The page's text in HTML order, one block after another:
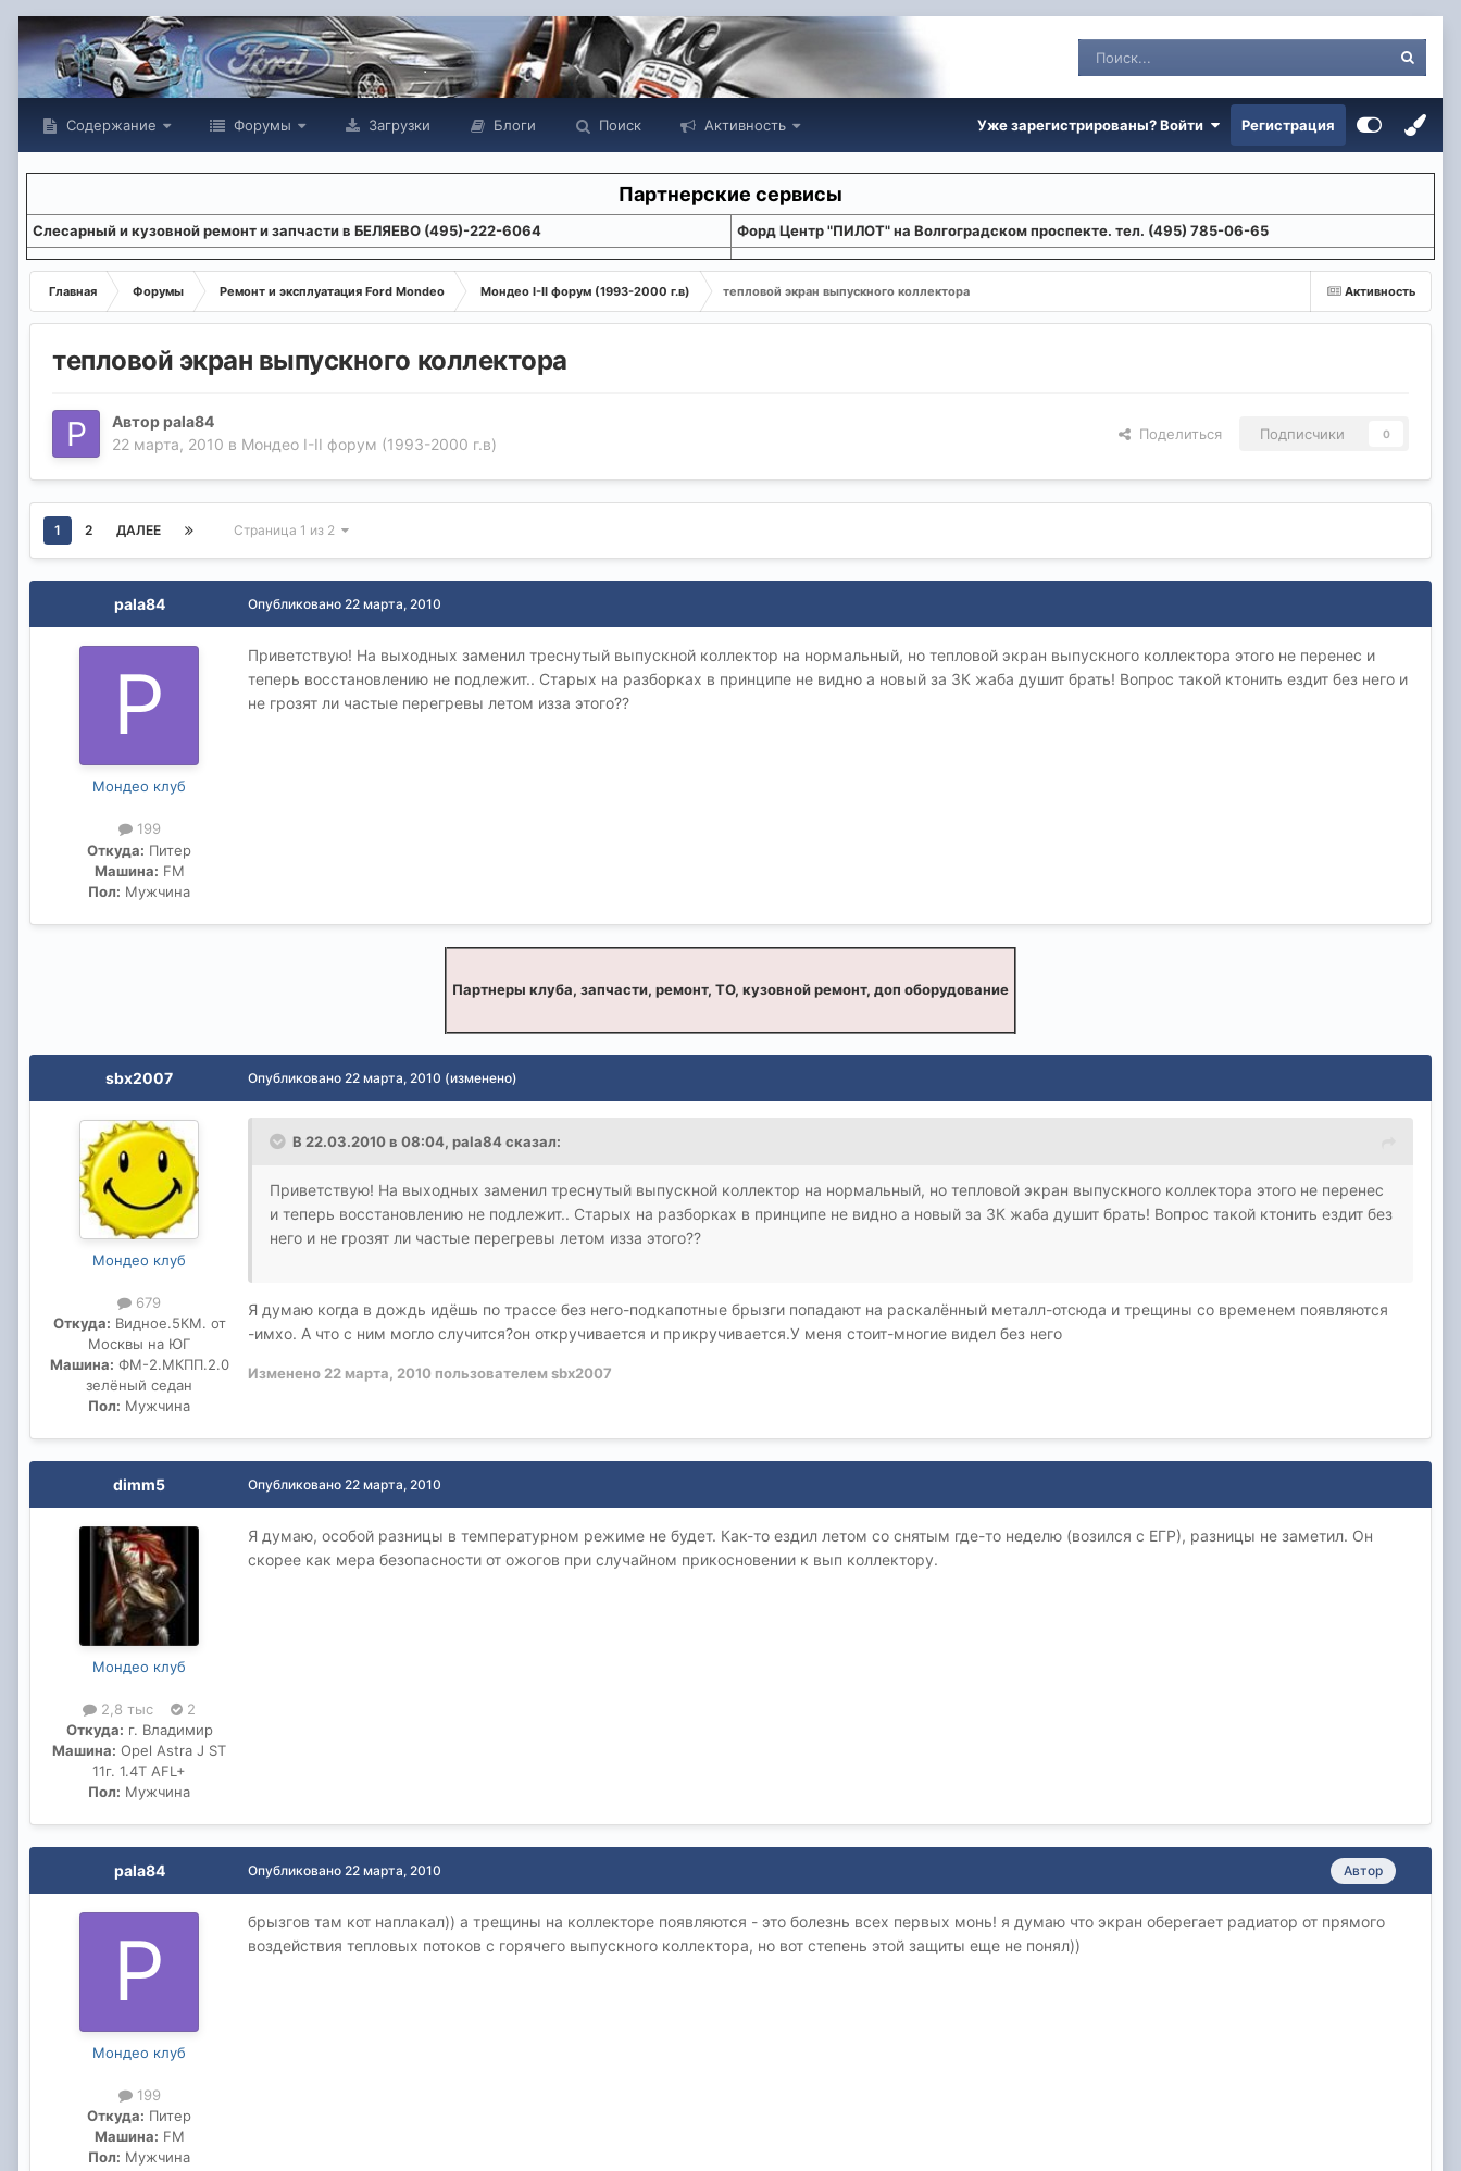
Содержание Форумы Загрузки Блоги Поиск Активность Уже зарегистрированы? Войти Регистрация
Партнерские сервисы
Слесарный и кузовной ремонт и запчасти в БЕЛЯЕВО (495)-222-6064 Форд Центр "ПИЛОТ" на Волгоградском проспекте. тел. (495) 785-06-65
Активность
Главная Форумы Ремонт и эксплуатация Ford Mondeo Мондео I-II форум (1993-2000 г.в) тепловой экран выпускного коллектора
тепловой экран выпускного коллектора
Авторpala84
22 марта, 2010 в Мондео I-II форум (1993-2000 г.в)
Поделиться Подписчики 0
1 2 ДАЛЕЕ Страница 1 из 2
pala84
Мондео клуб
199
Откуда: Питер
Машина: FM
Пол: Мужчина
Опубликовано 22 марта, 2010
Приветствую! На выходных заменил треснутый выпускной коллектор на нормальный, но тепловой экран выпускного коллектора этого не перенес и
теперь восстановлению не подлежит.. Старых на разборках в принципе не видно а новый за 3К жаба душит брать! Вопрос такой ктонить ездит без него и
не грозят ли частые перегревы летом изза этого??
Партнеры клуба, запчасти, ремонт, ТО, кузовной ремонт, доп оборудование
sbx2007
Мондео клуб
679
Откуда: Видное.5КМ. от
Москвы на ЮГ
Машина: ФМ-2.МКПП.2.0
зелёный седан
Пол: Мужчина
Опубликовано 22 марта, 2010 (изменено)
В 22.03.2010 в 08:04, pala84 сказал:
Приветствую! На выходных заменил треснутый выпускной коллектор на нормальный, но тепловой экран выпускного коллектора этого не перенес
и теперь восстановлению не подлежит.. Старых на разборках в принципе не видно а новый за 3К жаба душит брать! Вопрос такой ктонить ездит без
него и не грозят ли частые перегревы летом изза этого??
Я думаю когда в дождь идёшь по трассе без него-подкапотные брызги попадают на раскалённый металл-отсюда и трещины со временем появляются
-имхо. А что с ним могло случится?он откручивается и прикручивается.У меня стоит-многие видел без него
Изменено 22 марта, 2010 пользователем sbx2007
dimm5
Мондео клуб
2,8 тыс
2
Откуда: г. Владимир
Машина: Opel Astra J ST
11г. 1.4T AFL+
Пол: Мужчина
Опубликовано 22 марта, 2010
Я думаю, особой разницы в температурном режиме не будет. Как-то ездил летом со снятым где-то неделю (возился с ЕГР), разницы не заметил. Он
скорее как мера безопасности от ожогов при случайном прикосновении к вып коллектору.
pala84
Мондео клуб
199
Откуда: Питер
Машина: FM
Пол: Мужчина
Автор
Опубликовано 22 марта, 2010
брызгов там кот наплакал)) а трещины на коллекторе появляются - это болезнь всех первых монь! я думаю что экран оберегает радиатор от прямого
воздействия тепловых потоков с горячего выпускного коллектора, но вот степень этой защиты еще не понял))